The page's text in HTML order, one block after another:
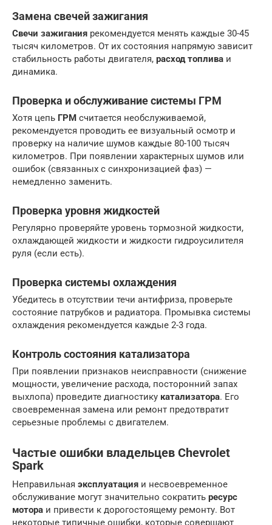
Замена свечей зажигания
Свечи зажигания рекомендуется менять каждые 30-45
тысяч километров. От их состояния напрямую зависит
стабильность работы двигателя, расход топлива и
динамика.
Проверка и обслуживание системы ГРМ
Хотя цепь ГРМ считается необслуживаемой,
рекомендуется проводить ее визуальный осмотр и
проверку на наличие шумов каждые 80-100 тысяч
километров. При появлении характерных шумов или
ошибок (связанных с синхронизацией фаз) —
немедленно заменить.
Проверка уровня жидкостей
Регулярно проверяйте уровень тормозной жидкости,
охлаждающей жидкости и жидкости гидроусилителя
руля (если есть).
Проверка системы охлаждения
Убедитесь в отсутствии течи антифриза, проверьте
состояние патрубков и радиатора. Промывка системы
охлаждения рекомендуется каждые 2-3 года.
Контроль состояния катализатора
При появлении признаков неисправности (снижение
мощности, увеличение расхода, посторонний запах
выхлопа) проведите диагностику катализатора. Его
своевременная замена или ремонт предотвратит
серьезные проблемы с двигателем.
Частые ошибки владельцев Chevrolet
Spark
Неправильная эксплуатация и несвоевременное
обслуживание могут значительно сократить ресурс
мотора и привести к дорогостоящему ремонту. Вот
некоторые типичные ошибки, которые совершают